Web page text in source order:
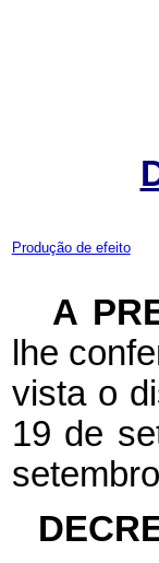
Produção de efeito
A
lhe
vista o
19 de